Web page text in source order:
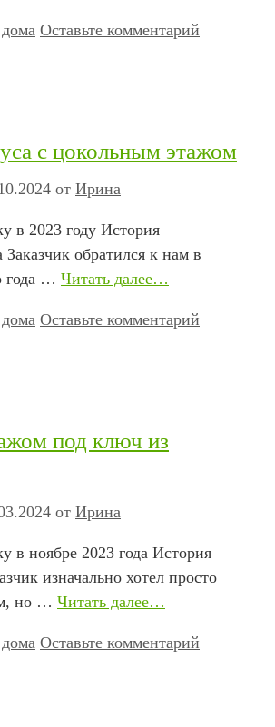
Оставьте комментарий
с цокольным этажом
от Ирина
в 2023 году История
Заказчик обратился к нам в
года … Читать далее…
Оставьте комментарий
под ключ из
от Ирина
в ноябре 2023 года История
изначально хотел просто
но … Читать далее…
Оставьте комментарий